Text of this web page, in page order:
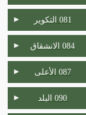
081 التكوير ►
084 الانشقاق ►
087 الأعلى ►
090 البلد ►